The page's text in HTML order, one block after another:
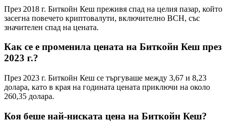
През 2018 г. Биткойн Кеш преживя спад на целия пазар, който
засегна повечето криптовалути, включително BCH, със
значителен спад на цената.
Как се е променила цената на Биткойн Кеш през
2023 г.?
През 2023 г. Биткойн Кеш се търгуваше между 3,67 и 8,23
долара, като в края на годината цената приключи на около
260,35 долара.
Коя беше най-ниската цена на Биткойн Кеш?